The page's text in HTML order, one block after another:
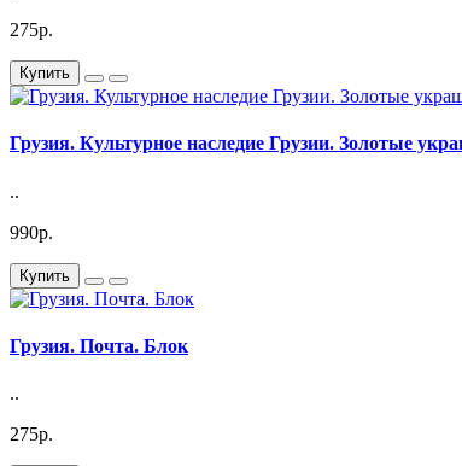
275р.
Купить
Грузия. Культурное наследие Грузии. Золотые
..
990р.
Купить
Грузия. Почта. Блок
..
275р.